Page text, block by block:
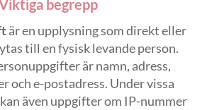
begrepp
är en upplysning som direkt eller
till en fysisk levande person.
är namn, adress,
och e-postadress. Under vissa
även uppgifter om IP-nummer